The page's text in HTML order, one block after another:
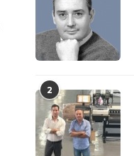
2